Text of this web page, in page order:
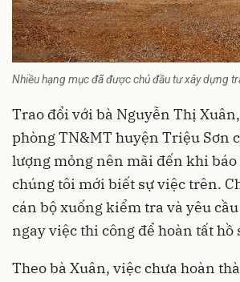
Nhiều hạng mục đã được chủ đầu tư xây dựng
Trao đổi với bà Nguyễn Thị
phòng TN&MT huyện Triệu Sơn
lượng mỏng nên mãi đến khi
chúng tôi mới biết sự việc trên.
cán bộ xuống kiểm tra và yêu
ngay việc thi công để hoàn tất hồ
Theo bà Xuân, việc chưa hoàn